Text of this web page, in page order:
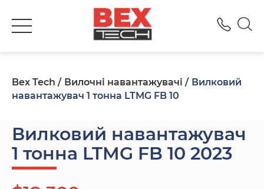
Bex Tech Вилочні навантажувачі
Вилковий
навантажувач 1 тонна LTMG FB 10
Вилковий навантажувач
1 тонна LTMG FB 10 2023